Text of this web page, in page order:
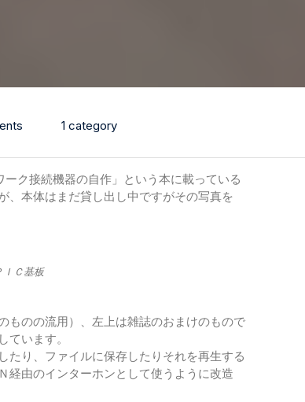
1 category
ク接続機器の自作」という本に載っている
、本体はまだ貸し出し中ですがその写真を
ＩＣ基板
ものの流用）、左上は雑誌のおまけのもので
います。
たり、ファイルに保存したりそれを再生する
経由のインターホンとして使うように改造